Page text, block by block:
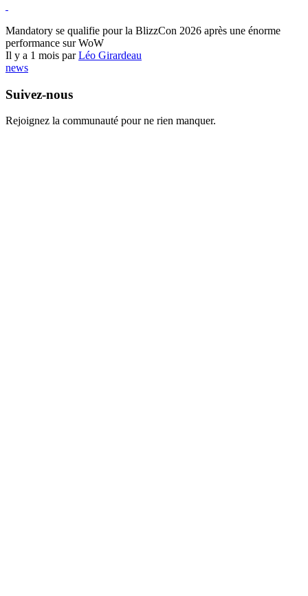
Mandatory se qualifie pour la BlizzCon 2026 après une énorme
performance sur WoW
Il y a 1 mois parLéo Girardeau
news
Suivez-nous
Rejoignez la communauté pour ne rien manquer.